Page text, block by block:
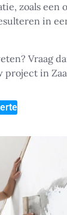
zoals een
in
Vraag
project in